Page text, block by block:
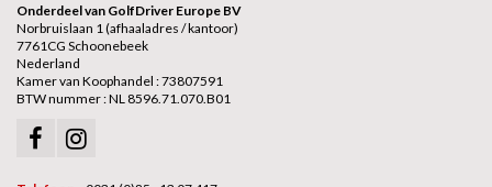
Onderdeel van GolfDriver Europe BV
Norbruislaan 1 (afhaaladres / kantoor)
7761CG Schoonebeek
Nederland
Kamer van Koophandel : 73807591
BTW nummer : NL 8596.71.070.B01